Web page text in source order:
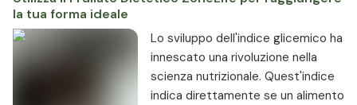
la tua forma ideale
Lo sviluppo dell'indice glicemico ha
innescato una rivoluzione nella
scienza nutrizionale. Quest'indice
indica direttamente se un alimento